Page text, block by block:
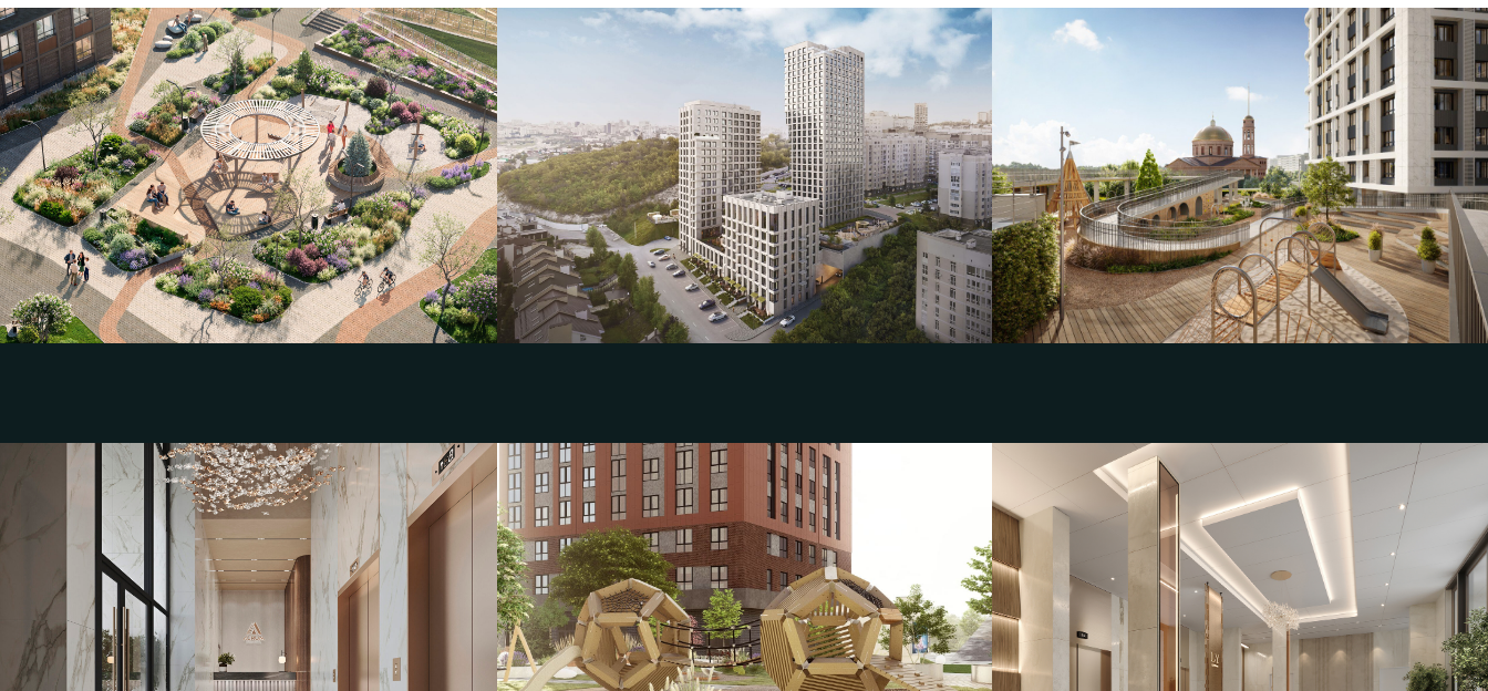
Проект благоустройства жилого комплекса
"Лесная Симфония"
Город Уфа
Смотреть дизайн-проект
Разработка дизайн-проекта
благоустройства жилого комплекса
"Пьермонт"
Смотреть дизайн-проект
Разработка дизайн проект благоустройства
придомовой территории для клубного
квартала "Aurum"
Группа компаний СТРОЙТЭК, г. Уфа
Смотреть дизайн-проект
Разработка эскизного дизайн-проекта и
визуализаций интерьера парадных МОП
для клубного квартала "Aurum"
Разработка дизайн проект благоустройства
придомовой территории жилого комплекса
"Первое место"
Разработка эскизного дизайн-проекта и
визуализаций интерьера парадных МОП
для клубного дома "Литературный"